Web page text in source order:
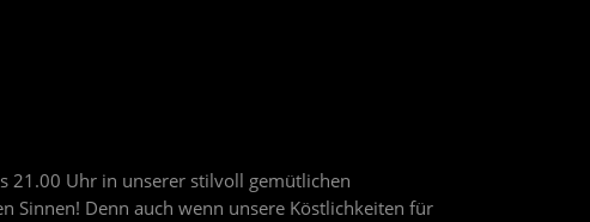
21.00 Uhr in unserer stilvoll gemütlichen
Sinnen! Denn auch wenn unsere Köstlichkeiten für